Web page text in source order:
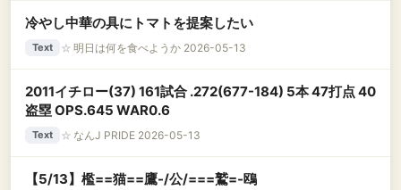
冷やし中華の具にトマトを提案したい
Text ☆ 明日は何を食べようか 2026-05-13
2011イチロー(37) 161試合 .272(677-184) 5本 47打点 40
盗塁 OPS.645 WAR0.6
Text ☆ なんJ PRIDE 2026-05-13
【5/13】檻==猫==鷹-/公/===鷲=-鴎